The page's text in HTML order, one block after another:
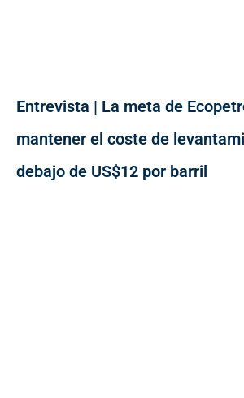
Entrevista | La meta de
mantener el coste de
debajo de US$12 por barril